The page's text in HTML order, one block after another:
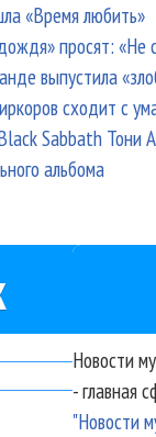
«Время любить»
просят: «Не
выпустила
сходит с
Sabbath Тони
альбома
Новости
- главная
"Новости